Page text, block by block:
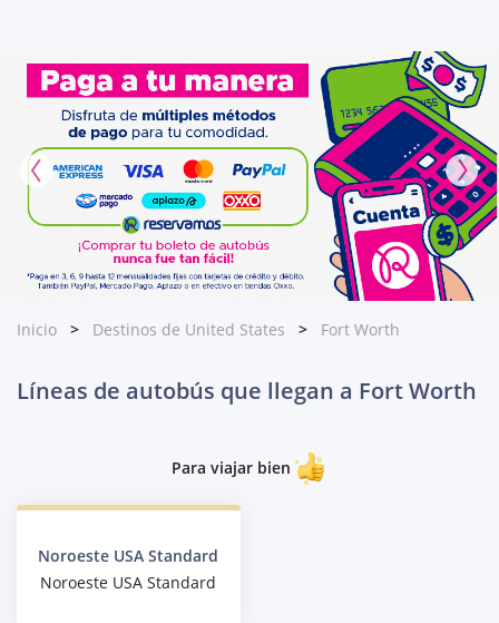
Inicio Destinos de United States Fort Worth
Líneas de autobús que llegan a Fort Worth
Para viajar bien
Noroeste USA Standard
Noroeste USA Standard